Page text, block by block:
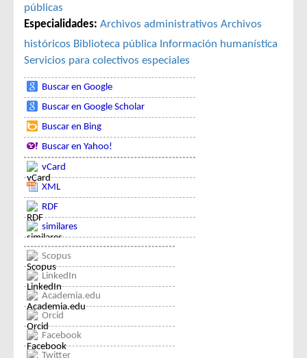
públicas
Especialidades: Archivos administrativos Archivos
históricos Biblioteca pública Información humanística
Servicios para colectivos especiales
Buscar en Google
Buscar en Google Scholar
Buscar en Bing
Buscar en Yahoo!
vCard
XML
RDF
similares
Scopus
LinkedIn
Academia.edu
Orcid
Facebook
Twitter